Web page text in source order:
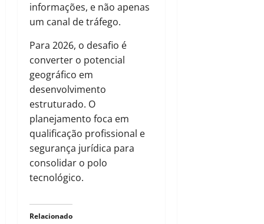
informações, e não apenas
um canal de tráfego.
Para 2026, o desafio é
converter o potencial
geográfico em
desenvolvimento
estruturado. O
planejamento foca em
qualificação profissional e
segurança jurídica para
consolidar o polo
tecnológico.
Relacionado